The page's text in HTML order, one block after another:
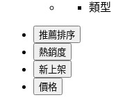
類型
推薦排序
熱銷度
新上架
價格